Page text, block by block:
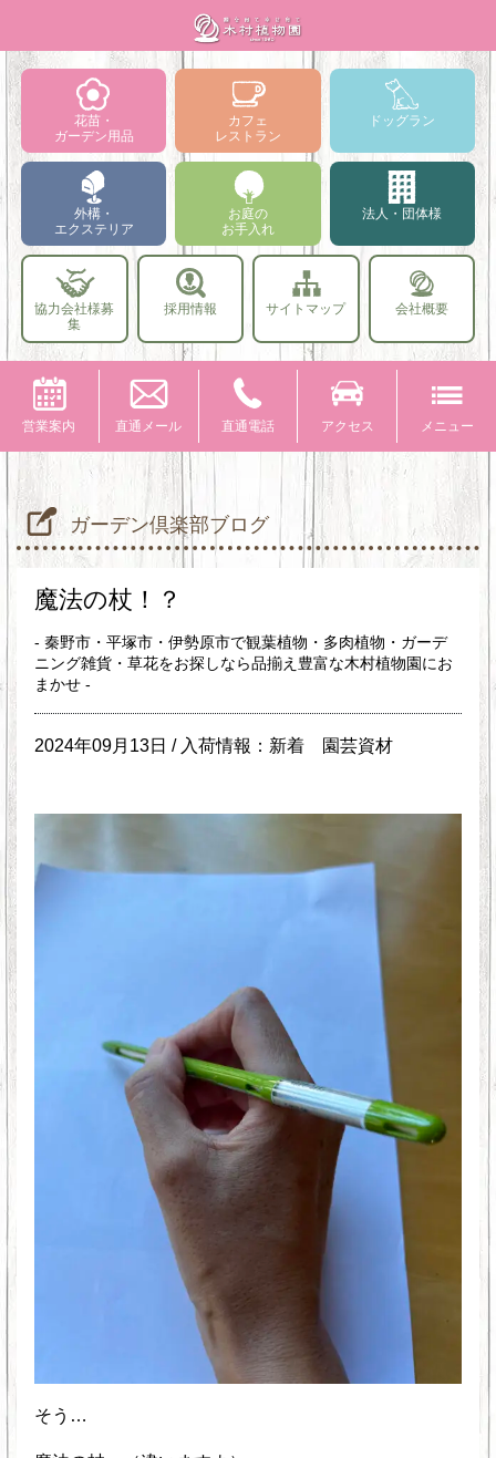
花苗・
ガーデン用品
カフェ
レストラン
ドッグラン
外構・
エクステリア
お庭の
お手入れ
法人・団体様
協力会社様募
集
採用情報 サイトマップ 会社概要
営業案内 直通メール 直通電話 アクセス メニュー
ガーデン倶楽部ブログ
魔法の杖！？
- 秦野市・平塚市・伊勢原市で観葉植物・多肉植物・ガーデ
ニング雑貨・草花をお探しなら品揃え豊富な木村植物園にお
まかせ -
2024年09月13日 / 入荷情報：新着 園芸資材
そう…